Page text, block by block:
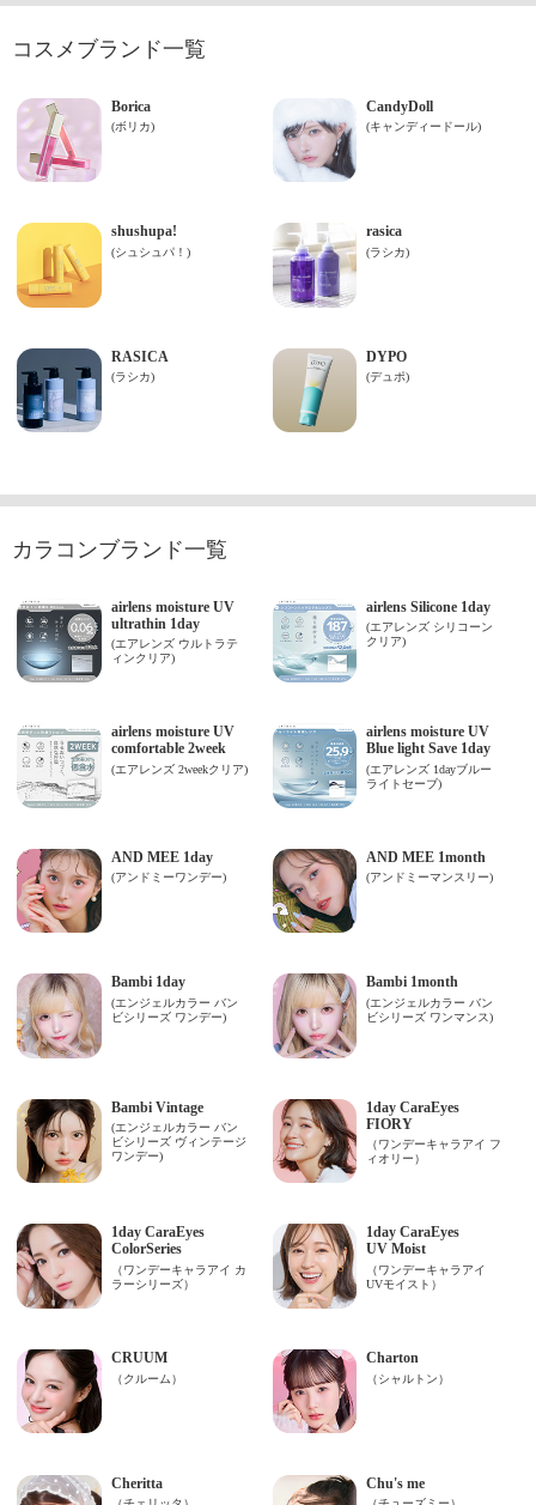
コスメブランド一覧
カラコンブランド一覧